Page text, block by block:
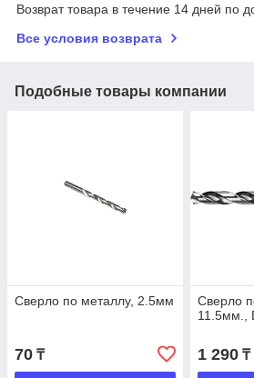
Возврат товара в течение 14 дней по
Все условия возврата
Подобные товары компании
Сверло по металлу, 2.5мм
70 ₸
Сверло
11.5мм.,
1 290₸